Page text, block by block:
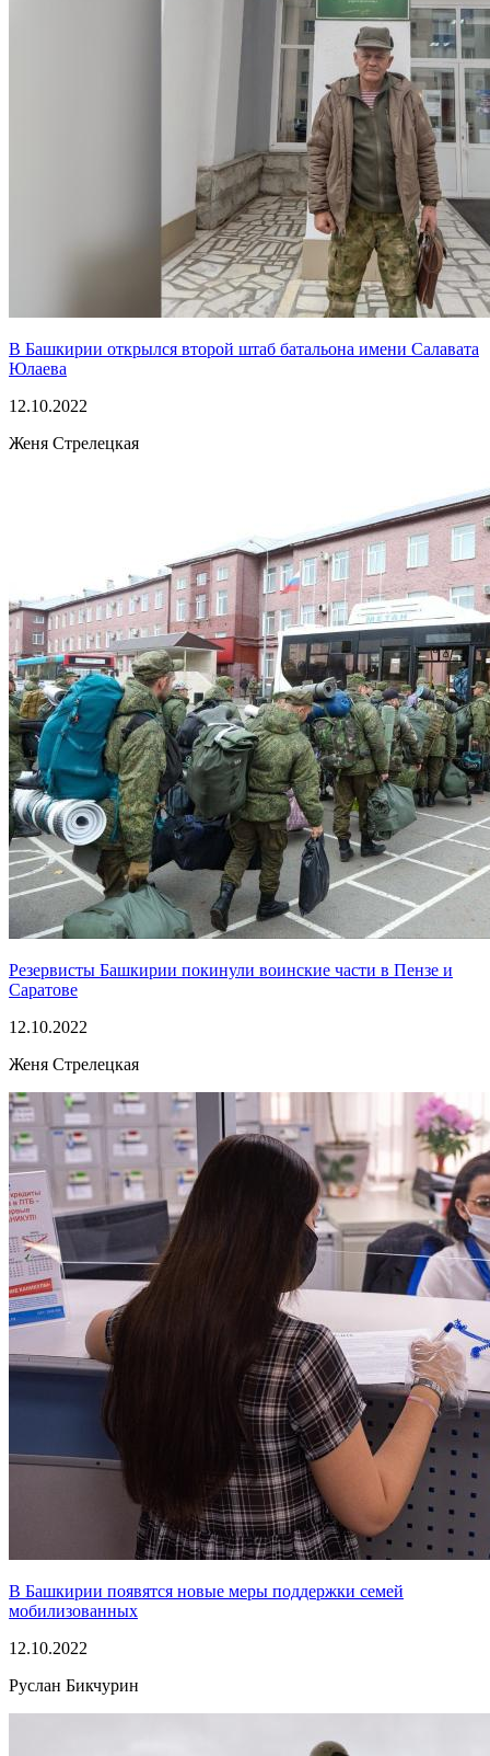
В Башкирии открылся второй штаб батальона имени Салавата
Юлаева
12.10.2022
Женя Стрелецкая
Резервисты Башкирии покинули воинские части в Пензе и
Саратове
12.10.2022
Женя Стрелецкая
В Башкирии появятся новые меры поддержки семей
мобилизованных
12.10.2022
Руслан Бикчурин